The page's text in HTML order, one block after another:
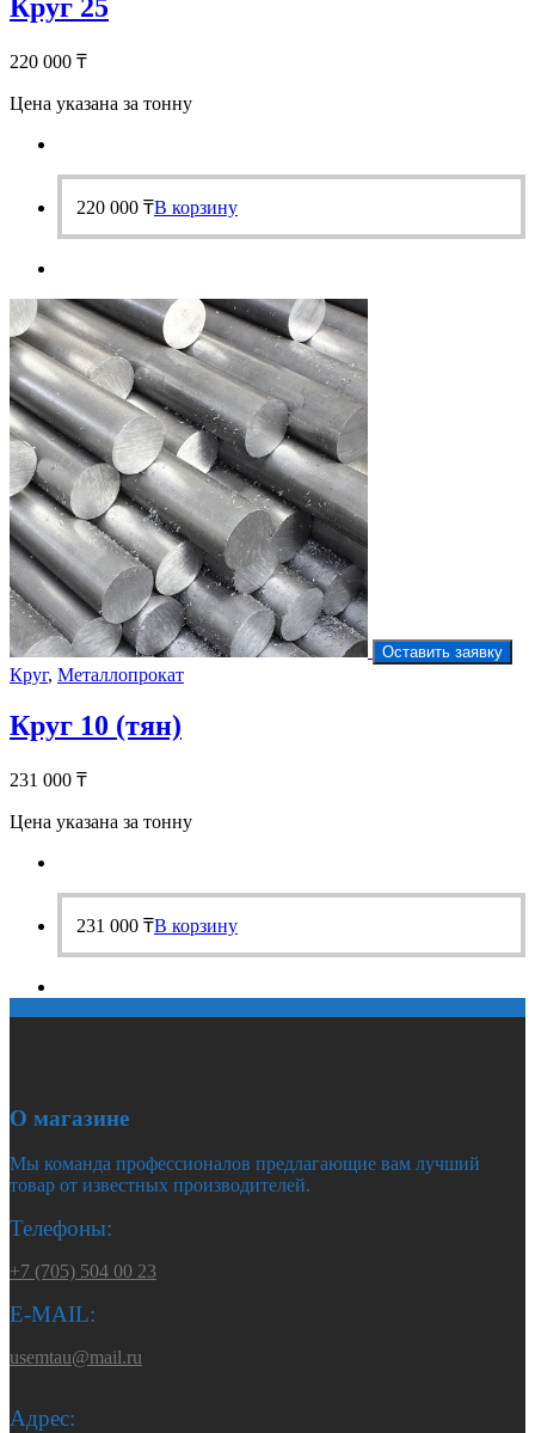
Круг 25
220 000 ₸
Цена указана за тонну
220 000 ₸В корзину
Оставить заявку
Круг, Металлопрокат
Круг 10 (тян)
231 000 ₸
Цена указана за тонну
231 000 ₸В корзину
О магазине
Мы команда профессионалов предлагающие вам лучший
товар от известных производителей.
Телефоны:
+7 (705) 504 00 23
E-MAIL:
usemtau@mail.ru
Адрес: